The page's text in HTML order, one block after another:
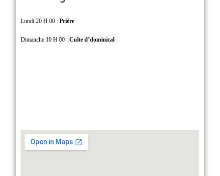
Lundi 20 H 00 :Prière
Dimanche 10 H 00 :Culte d’dominical